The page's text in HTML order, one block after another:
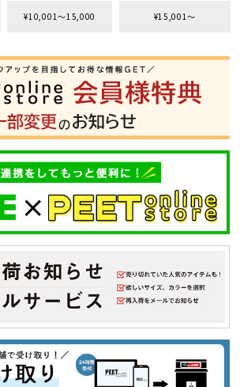
¥10,001〜15,000 ¥15,001〜